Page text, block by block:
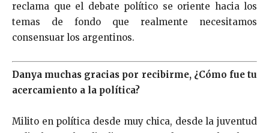
reclama que el debate político se oriente hacia los
temas de fondo que realmente necesitamos
consensuar los argentinos.
Danya muchas gracias por recibirme, ¿Cómo fue tu
acercamiento a la política?
Milito en política desde muy chica, desde la juventud